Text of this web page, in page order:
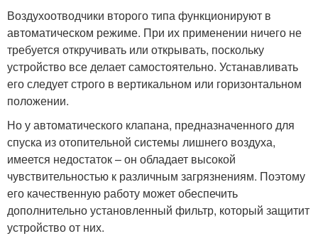
Воздухоотводчики второго типа функционируют в
автоматическом режиме. При их применении ничего не
требуется откручивать или открывать, поскольку
устройство все делает самостоятельно. Устанавливать
его следует строго в вертикальном или горизонтальном
положении.
Но у автоматического клапана, предназначенного для
спуска из отопительной системы лишнего воздуха,
имеется недостаток – он обладает высокой
чувствительностью к различным загрязнениям. Поэтому
его качественную работу может обеспечить
дополнительно установленный фильтр, который защитит
устройство от них.